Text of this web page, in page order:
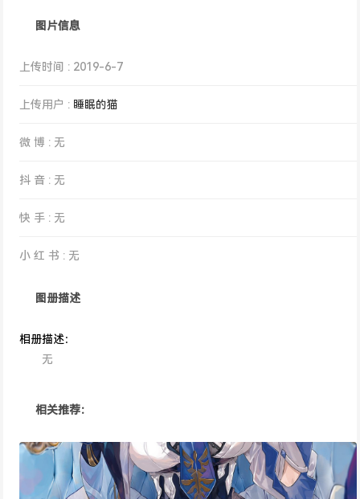
图片信息
上传时间 : 2019-6-7
上传用户 : 睡眠的猫
微 博 : 无
抖 音 : 无
快 手 : 无
小 红 书 : 无
图册描述
相册描述：
无
相关推荐：